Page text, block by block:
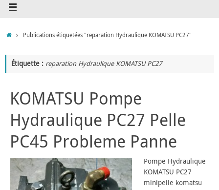
AccueilPublications étiquetées "reparation Hydraulique KOMATSU PC27"
Étiquette : reparation Hydraulique KOMATSU PC27
KOMATSU Pompe
Hydraulique PC27 Pelle
PC45 Probleme Panne
Pompe Hydraulique
KOMATSU PC27
minipelle komatsu